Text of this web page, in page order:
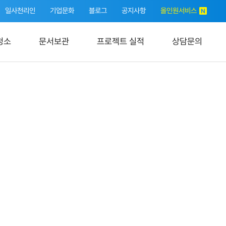
일사천리인 기업문화 블로그 공지사항 올인원서비스
소 문서보관 프로젝트 실적 상담문의